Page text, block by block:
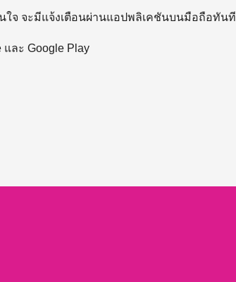
จ จะมีแจ้งเตือนผ่านแอปพลิเคชันบนมือถือทันที
ละ Google Play